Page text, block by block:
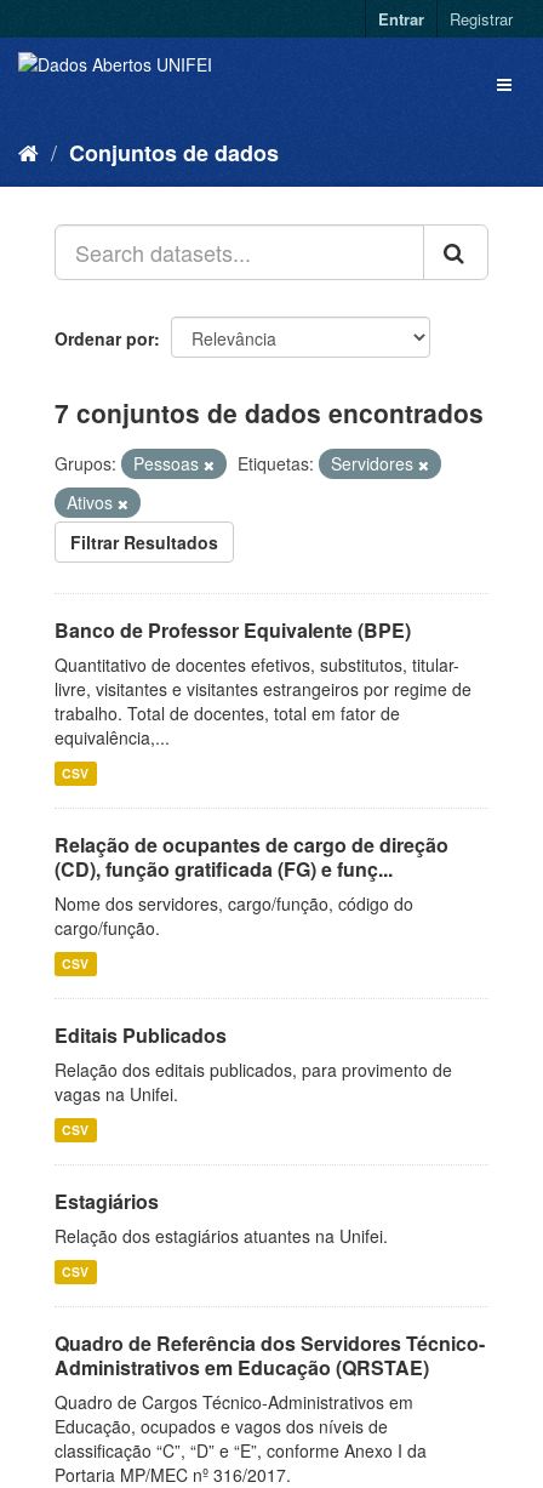
Entrar Registrar
Conjuntos de dados
Ordenar por
7 conjuntos de dados encontrados
Grupos: Pessoas Etiquetas:
Servidores
Ativos
Filtrar Resultados
Banco de Professor Equivalente (BPE)
Quantitativo de docentes efetivos, substitutos, titular-
livre, visitantes e visitantes estrangeiros por regime de
trabalho. Total de docentes, total em fator de
equivalência,...
CSV
Relação de ocupantes de cargo de direção
(CD), função gratificada (FG) e funç...
Nome dos servidores, cargo/função, código do
cargo/função.
CSV
Editais Publicados
Relação dos editais publicados, para provimento de
vagas na Unifei.
CSV
Estagiários
Relação dos estagiários atuantes na Unifei.
CSV
Quadro de Referência dos Servidores Técnico-
Administrativos em Educação (QRSTAE)
Quadro de Cargos Técnico-Administrativos em
Educação, ocupados e vagos dos níveis de
classificação “C”, “D” e “E”, conforme Anexo I da
Portaria MP/MEC nº 316/2017.